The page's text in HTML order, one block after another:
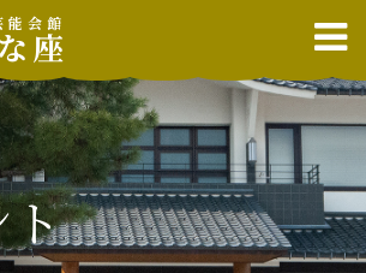
能会館
座